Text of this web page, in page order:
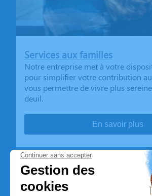
Services aux familles
Notre entreprise met à votre
pour simplifier votre contribution
vous permettre de vivre plus
deuil.
En savoir plus